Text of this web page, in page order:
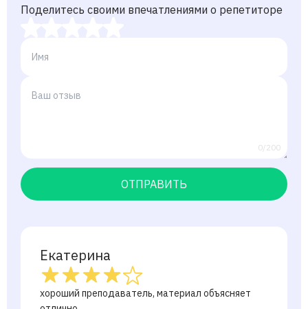
Поделитесь своими впечатлениями о репетиторе
0/200
ОТПРАВИТЬ
Екатерина
хороший преподаватель, материал объясняет